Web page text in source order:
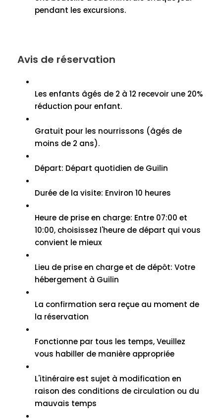
pendant les excursions.
Avis de réservation
Les enfants âgés de 2 à 12 recevoir une 20%
réduction pour enfant.
Gratuit pour les nourrissons (âgés de
moins de 2 ans).
Départ: Départ quotidien de Guilin
Durée de la visite: Environ 10 heures
Heure de prise en charge: Entre 07:00 et
10:00, choisissez l'heure de départ qui vous
convient le mieux
Lieu de prise en charge et de dépôt: Votre
hébergement à Guilin
La confirmation sera reçue au moment de
la réservation
Fonctionne par tous les temps, Veuillez
vous habiller de manière appropriée
L'itinéraire est sujet à modification en
raison des conditions de circulation ou du
mauvais temps